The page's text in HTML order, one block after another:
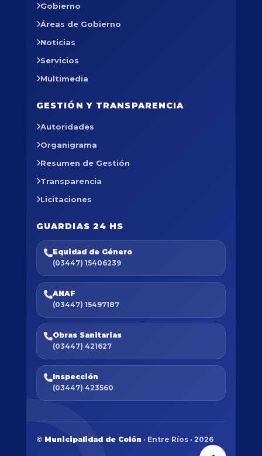
Gobierno
Áreas de Gobierno
Noticias
Servicios
Multimedia
GESTIÓN Y TRANSPARENCIA
Autoridades
Organigrama
Resumen de Gestión
Transparencia
Licitaciones
GUARDIAS 24 HS
Equidad de Género
(03447) 15406239
ANAF
(03447) 15497187
Obras Sanitarias
(03447) 421627
Inspección
(03447) 423560
© Municipalidad de Colón · Entre Ríos · 2026